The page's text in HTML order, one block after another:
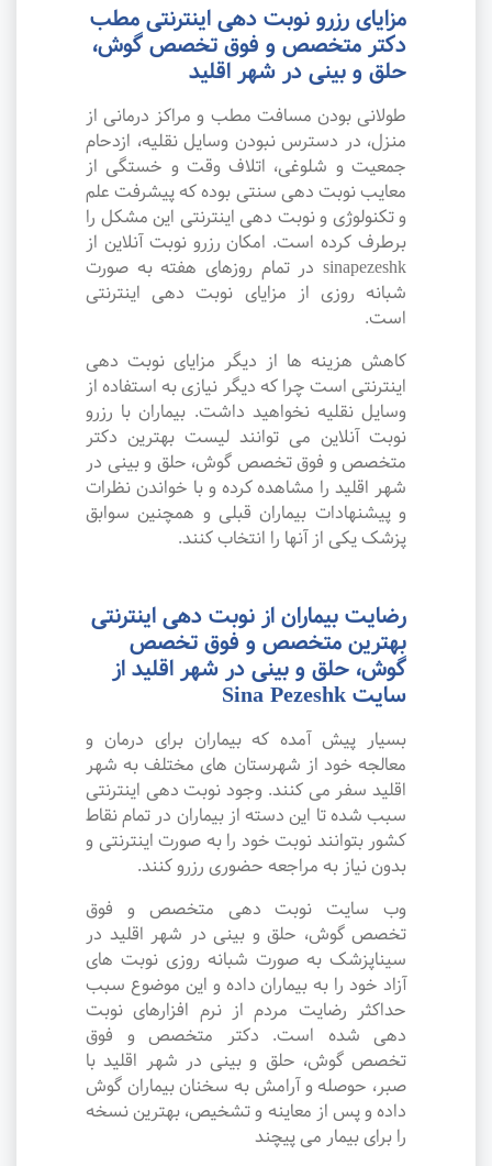
مزایای رزرو نوبت دهی اینترنتی مطب
دکتر متخصص و فوق تخصص گوش،
حلق و بینی در شهر اقلید
طولانی بودن مسافت مطب و مراکز درمانی از
منزل، در دسترس نبودن وسایل نقلیه، ازدحام
جمعیت و شلوغی، اتلاف وقت و خستگی از
معایب نوبت دهی سنتی بوده که پیشرفت علم
و تکنولوژی و نوبت دهی اینترنتی این مشکل را
برطرف کرده است. امکان رزرو نوبت آنلاین از
sinapezeshk در تمام روزهای هفته به صورت
شبانه روزی از مزایای نوبت دهی اینترنتی
است.
کاهش هزینه ها از دیگر مزایای نوبت دهی
اینترنتی است چرا که دیگر نیازی به استفاده از
وسایل نقلیه نخواهید داشت. بیماران با رزرو
نوبت آنلاین می توانند لیست بهترین دکتر
متخصص و فوق تخصص گوش، حلق و بینی در
شهر اقلید را مشاهده کرده و با خواندن نظرات
و پیشنهادات بیماران قبلی و همچنین سوابق
پزشک یکی از آنها را انتخاب کنند.
رضایت بیماران از نوبت دهی اینترنتی
بهترین متخصص و فوق تخصص
گوش، حلق و بینی در شهر اقلید از
سایت Sina Pezeshk
بسیار پیش آمده که بیماران برای درمان و
معالجه خود از شهرستان های مختلف به شهر
اقلید سفر می کنند. وجود نوبت دهی اینترنتی
سبب شده تا این دسته از بیماران در تمام نقاط
کشور بتوانند نوبت خود را به صورت اینترنتی و
بدون نیاز به مراجعه حضوری رزرو کنند.
وب سایت نوبت دهی متخصص و فوق
تخصص گوش، حلق و بینی در شهر اقلید در
سیناپزشک به صورت شبانه روزی نوبت های
آزاد خود را به بیماران داده و این موضوع سبب
حداکثر رضایت مردم از نرم افزارهای نوبت
دهی شده است. دکتر متخصص و فوق
تخصص گوش، حلق و بینی در شهر اقلید با
صبر، حوصله و آرامش به سخنان بیماران گوش
داده و پس از معاینه و تشخیص، بهترین نسخه
را برای بیمار می پیچند